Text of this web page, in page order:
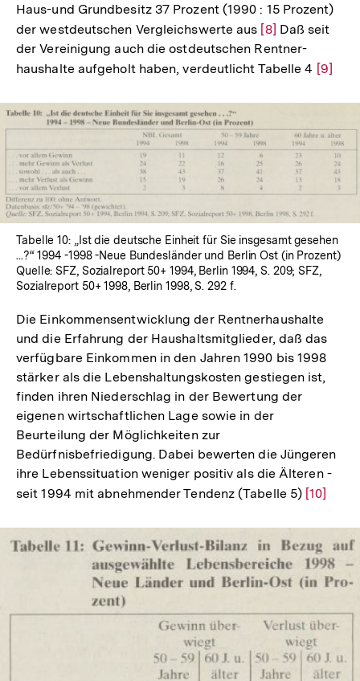
Haus-und Grundbesitz 37 Prozent (1990 : 15 Prozent)
der westdeutschen Vergleichswerte aus Zur
Auflösung
der
[8] Daß seit
der Vereinigung auch die ostdeutschen Rentner-
haushalte aufgeholt haben, verdeutlicht Tabelle 4 Zur
[9]
In
Lightbox
öffnen
Tabelle 10: „Ist die deutsche Einheit für Sie insgesamt gesehen
...?“ 1994 -1998 -Neue Bundesländer und Berlin Ost (in Prozent)
Quelle: SFZ, Sozialreport 50+ 1994, Berlin 1994, S. 209; SFZ,
Sozialreport 50+ 1998, Berlin 1998, S. 292 f.
Die Einkommensentwicklung der Rentnerhaushalte
und die Erfahrung der Haushaltsmitglieder, daß das
verfügbare Einkommen in den Jahren 1990 bis 1998
stärker als die Lebenshaltungskosten gestiegen ist,
finden ihren Niederschlag in der Bewertung der
eigenen wirtschaftlichen Lage sowie in der
Beurteilung der Möglichkeiten zur
Bedürfnisbefriedigung. Dabei bewerten die Jüngeren
ihre Lebenssituation weniger positiv als die Älteren -
seit 1994 mit abnehmender Tendenz (Tabelle 5) Zur
Fußnote
[10]